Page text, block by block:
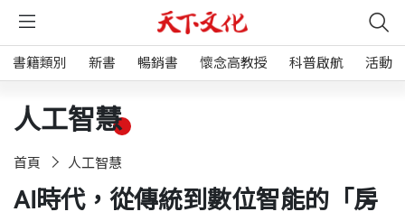
書籍類別 新書 暢銷書 懷念高教授 科普啟航 活動
人工智慧
首頁 人工智慧
AI時代，從傳統到數位智能的「房